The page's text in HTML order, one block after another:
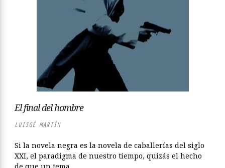
El final del hombre
LUISGÉ MARTÍN
Si la novela negra es la novela de caballerías del siglo
XXI, el paradigma de nuestro tiempo, quizás el hecho